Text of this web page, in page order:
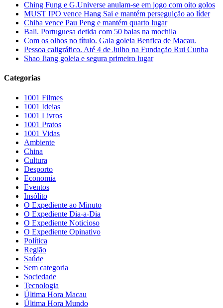
Ching Fung e G.Universe anulam-se em jogo com oito golos
MUST IPO vence Hang Sai e mantém perseguição ao líder
Chiba vence Pau Peng e mantém quarto lugar
Bali. Portuguesa detida com 50 balas na mochila
Com os olhos no título. Gala goleia Benfica de Macau.
Pessoa caligráfico. Até 4 de Julho na Fundação Rui Cunha
Shao Jiang goleia e segura primeiro lugar
Categorias
1001 Filmes
1001 Ideias
1001 Livros
1001 Pratos
1001 Vidas
Ambiente
China
Cultura
Desporto
Economia
Eventos
Insólito
O Expediente ao Minuto
O Expediente Dia-a-Dia
O Expediente Noticioso
O Expediente Opinativo
Política
Região
Saúde
Sem categoria
Sociedade
Tecnologia
Última Hora Macau
Última Hora Mundo